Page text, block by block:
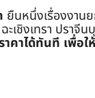
ยืนหนึ่งเรื่องงาน
เชิงเทรา ปราจีน
คาได้ทันที เพื่อ